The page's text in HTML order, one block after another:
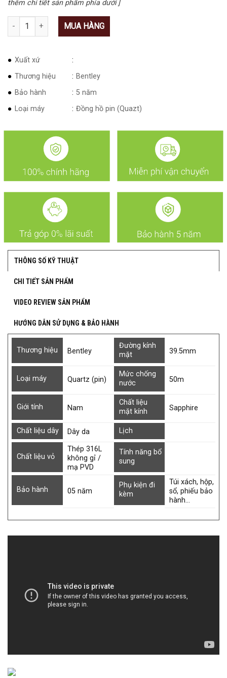
thêm chi tiết sản phẩm phía dưới ]
Số lượng MUA HÀNG
Xuất xứ
Thương hiệu
Bentley
Bảo hành
5 năm
Loại máy
Đồng hồ pin (Quazt)
THÔNG SỐ KỸ THUẬT
CHI TIẾT SẢN PHẨM
VIDEO REVIEW SẢN PHẨM
HƯỚNG DẪN SỬ DỤNG & BẢO HÀNH
Thương hiệu Bentley
Đường kính
mặt
39.5mm
Loại máy Quartz (pin)
Mức chống
nước
50m
Giới tính Nam
Chất liệu
mặt kính
Sapphire
Chất liệu dây Dây da Lịch
Chất liệu vỏ
Thép 316L
không gỉ /
mạ PVD
Tính năng bổ
sung
Bảo hành 05 năm
Phụ kiện đi
kèm
Túi xách, hộp,
sổ, phiếu bảo
hành…